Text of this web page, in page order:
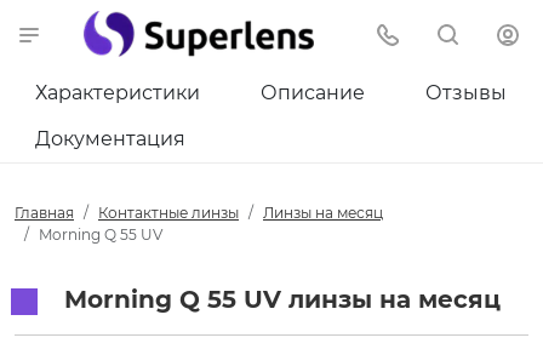
Характеристики Описание
Отзывы
Документация
Главная Контактные линзы
Линзы на месяц
Morning Q 55 UV
Morning Q 55 UV линзы на месяц